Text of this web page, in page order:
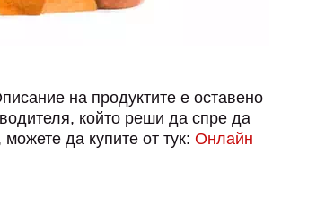
на продуктите е оставено
който реши да спре да
да купите от тук: Онлайн